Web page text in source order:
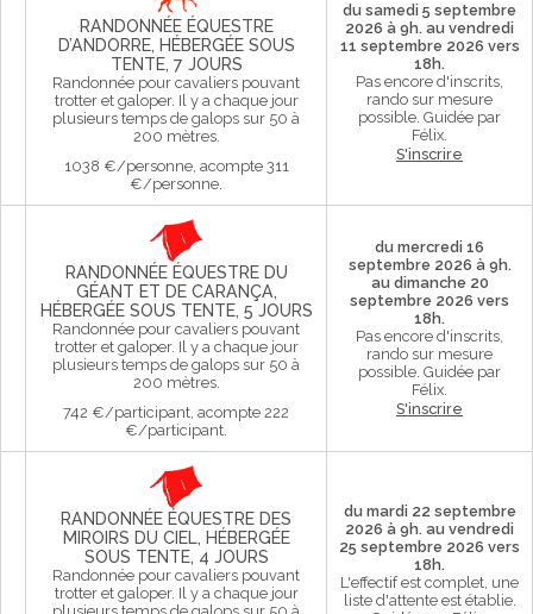
RANDONNÉE ÉQUESTRE
D’ANDORRE, HÉBERGÉE SOUS
TENTE, 7 JOURS
Randonnée pour cavaliers pouvant
trotter et galoper. Il y a chaque jour
plusieurs temps de galops sur 50 à
200 mètres.
1038 €/personne, acompte 311
€/personne.
du samedi 5 septembre
2026 à 9h. au vendredi
11 septembre 2026 vers
18h.
Pas encore d'inscrits,
rando sur mesure
possible. Guidée par
Félix.
S'inscrire
RANDONNÉE ÉQUESTRE DU
GÉANT ET DE CARANÇA,
HÉBERGÉE SOUS TENTE, 5 JOURS
Randonnée pour cavaliers pouvant
trotter et galoper. Il y a chaque jour
plusieurs temps de galops sur 50 à
200 mètres.
742 €/participant, acompte 222
€/participant.
du mercredi 16
septembre 2026 à 9h.
au dimanche 20
septembre 2026 vers
18h.
Pas encore d'inscrits,
rando sur mesure
possible. Guidée par
Félix.
S'inscrire
RANDONNÉE ÉQUESTRE DES
MIROIRS DU CIEL, HÉBERGÉE
SOUS TENTE, 4 JOURS
Randonnée pour cavaliers pouvant
trotter et galoper. Il y a chaque jour
du mardi 22 septembre
2026 à 9h. au vendredi
25 septembre 2026 vers
18h.
L'effectif est complet, une
liste d'attente est établie.